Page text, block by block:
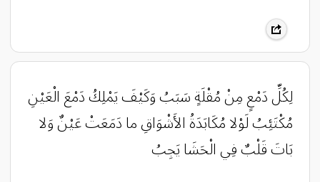
لِكُلِّ دَمْعٍ مِنْ مُقْلَةٍ سَبَبُ وَكَيْفَ يَمْلِكُ دَمْعَ الْعَيْنِ
مُكْتَئِبُ لَوْلا مُكَابَدَةُ الأَشْوَاقِ ما دَمَعَتْ عَيْنٌ وَلا
بَاتَ قَلْبٌ فِي الْحَشَا يَجِبُ